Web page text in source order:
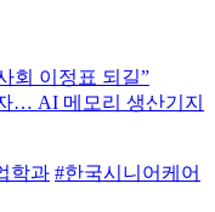
회 이정표 되길”
… AI 메모리 생산기지
학과 #한국시니어케어